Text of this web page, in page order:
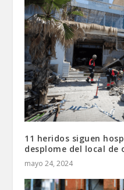
11 heridos siguen
desplome del local de
mayo 24, 2024